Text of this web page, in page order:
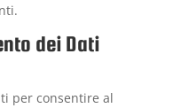
dei Dati
per consentire al